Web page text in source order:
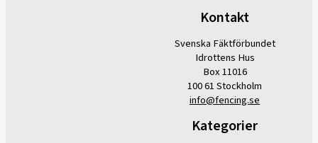
Kontakt
Svenska Fäktförbundet
Idrottens Hus
Box 11016
100 61 Stockholm
info@fencing.se
Kategorier